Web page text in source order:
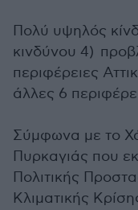
Πολύ υψηλός
κινδύνου 4)
περιφέρειες
άλλες 6
Σύμφωνα με το
Πυρκαγιάς που
Πολιτικής
Κλιματικής